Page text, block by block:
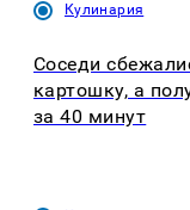
Кулинария
Соседи
картошку, а
за 40 минут